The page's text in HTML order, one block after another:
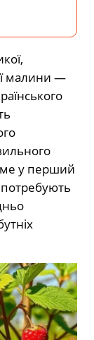
малини —
у перший
потребують